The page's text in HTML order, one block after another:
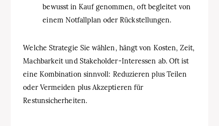
bewusst in Kauf genommen, oft begleitet von
einem Notfallplan oder Rückstellungen.
Welche Strategie Sie wählen, hängt von Kosten, Zeit,
Machbarkeit und Stakeholder-Interessen ab. Oft ist
eine Kombination sinnvoll: Reduzieren plus Teilen
oder Vermeiden plus Akzeptieren für
Restunsicherheiten.